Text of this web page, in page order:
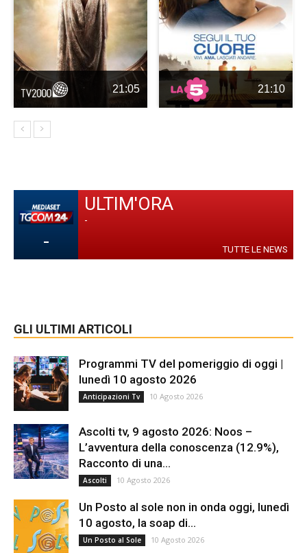
21:05 21:10
-
ULTIM'ORA
-
TUTTE LE NEWS
GLI ULTIMI ARTICOLI
Programmi TV del pomeriggio di oggi |
lunedì 10 agosto 2026
Anticipazioni Tv 10 Agosto 2026
Ascolti tv, 9 agosto 2026: Noos –
L’avventura della conoscenza (12.9%),
Racconto di una...
Ascolti 10 Agosto 2026
Un Posto al sole non in onda oggi, lunedì
10 agosto, la soap di...
Un Posto al Sole 10 Agosto 2026